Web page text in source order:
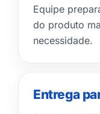
Equipe
do produto
necessidade.
Entrega